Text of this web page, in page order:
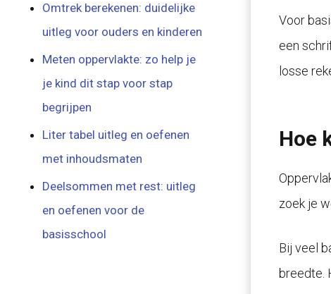
Voor
een
losse
Hoe
zoek je
Bij veel
breedte.
Omtrek berekenen: duidelijke
uitleg voor ouders en kinderen
Meten oppervlakte: zo help je
je kind dit stap voor stap
begrijpen
Liter tabel uitleg en oefenen
met inhoudsmaten
Deelsommen met rest: uitleg
en oefenen voor de
basisschool